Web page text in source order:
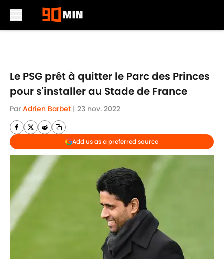
Le PSG prêt à quitter le Parc des Princes
pour s'installer au Stade de France
Par Adrien Barbet | 23 nov. 2022
Add us as a preferred source